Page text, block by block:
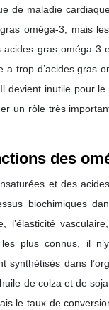
de maladie
oméga-3, mais
gras oméga-
a trop d’acides
devient inutile pour
un rôle très
des
et des
biochimiques
plus connus, il
dans
de colza et de
le taux de